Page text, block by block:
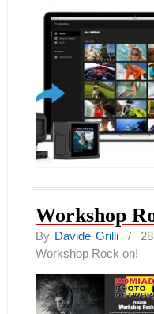
Workshop
By Davide Grilli/ 28
Workshop Rock on!